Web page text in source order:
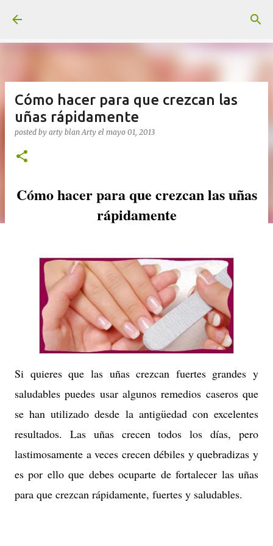
Cómo hacer para que crezcan las
uñas rápidamente
posted by arty blanArty el mayo 01, 2013
Cómo hacer para que crezcan las uñas
rápidamente
Si quieres que las uñas crezcan fuertes grandes y
saludables puedes usar algunos remedios caseros que
se han utilizado desde la antigüedad con excelentes
resultados. Las uñas crecen todos los días, pero
lastimosamente a veces crecen débiles y quebradizas y
es por ello que debes ocuparte de fortalecer las uñas
para que crezcan rápidamente, fuertes y saludables.